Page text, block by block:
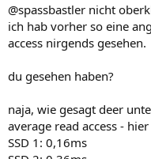
@spassbastler nicht
ich hab vorher so eine
access nirgends gesehen.
du gesehen haben?
naja, wie gesagt deer
average read access -
SSD 1: 0,16ms